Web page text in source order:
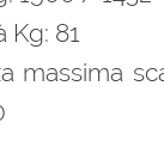
Kg: 81
massima